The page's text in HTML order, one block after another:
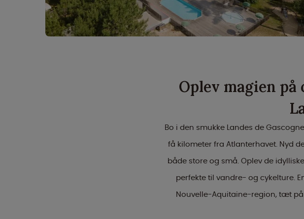
Oplev magien
Bo i den smukke Landes de
få kilometer fra Atlanterhavet. Nyd
både store og små. Oplev de
perfekte til vandre- og cykelture.
Nouvelle-Aquitaine-region, tæt